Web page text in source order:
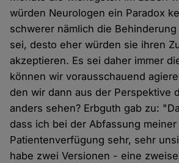
würden Neurologen ein Paradox
schwerer nämlich die
sei, desto eher würden sie ihren
akzeptieren. Es sei daher immer
können wir vorausschauend
den wir dann aus der Perspektive
anders sehen? Erbguth gab zu:
dass ich bei der Abfassung
Patientenverfügung sehr, sehr
habe zwei Versionen - eine